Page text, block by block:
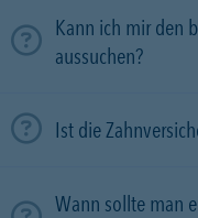
Kann ich mir den
aussuchen?
Ist die
Wann sollte man